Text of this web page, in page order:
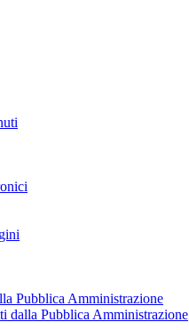
Pubblica Amministrazione
dalla Pubblica Amministrazione